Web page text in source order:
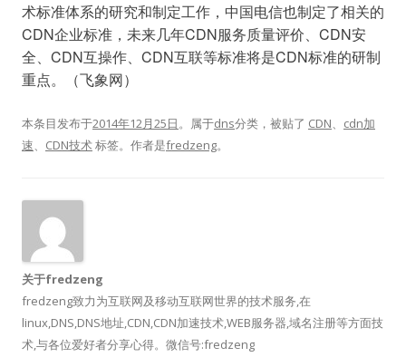
术标准体系的研究和制定工作，中国电信也制定了相关的
CDN企业标准，未来几年CDN服务质量评价、CDN安
全、CDN互操作、CDN互联等标准将是CDN标准的研制
重点。（飞象网）
本条目发布于2014年12月25日。属于dns分类，被贴了 CDN、 cdn加
速、 CDN技术标签。 作者是fredzeng。
关于fredzeng
fredzeng致力为互联网及移动互联网世界的技术服务,在
linux,DNS,DNS地址,CDN,CDN加速技术,WEB服务器,域名注册等方面技
术,与各位爱好者分享心得。微信号:fredzeng